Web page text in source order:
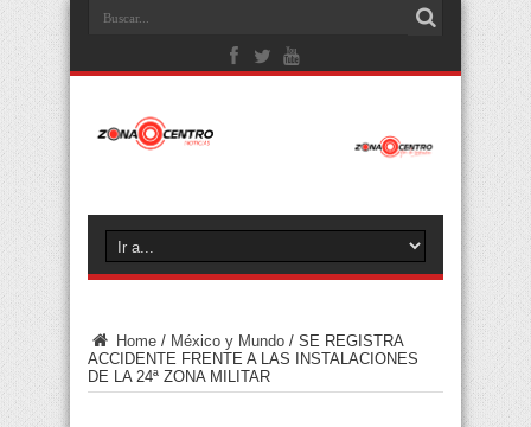
Home / México y Mundo / SE REGISTRA
ACCIDENTE FRENTE A LAS INSTALACIONES
DE LA 24ª ZONA MILITAR